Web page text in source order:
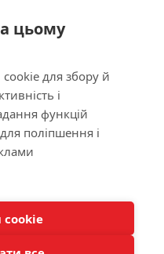
цьому
для збору й
і
функцій
поліпшення і
cookie
23.09.2011